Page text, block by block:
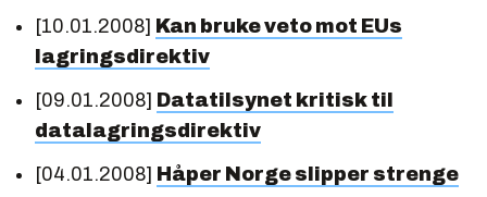
[10.01.2008] Kan bruke veto mot EUs
lagringsdirektiv
[09.01.2008] Datatilsynet kritisk til
datalagringsdirektiv
[04.01.2008] Håper Norge slipper strenge